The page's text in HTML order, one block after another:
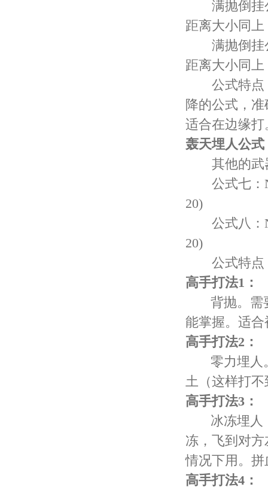
满抛倒挂公
距离大小同
满抛倒挂公
距离大小同
公式特点：
降的公式，
适合在边缘打
轰天埋人公式
其他的武器
公式七：
20)
公式八：
20)
公式特点
高手打法1：
背抛。需要
能掌握。适
高手打法2：
零力埋人。
土（这样打
高手打法3：
冰冻埋人，
冻，飞到对
情况下用。
高手打法4：